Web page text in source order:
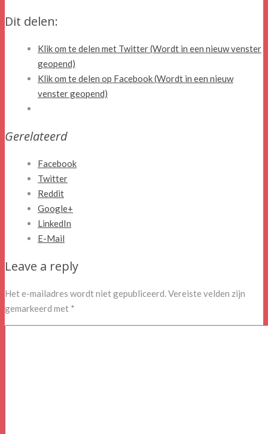
Dit delen:
Klik om te delen met Twitter (Wordt in een nieuw venster
geopend)
Klik om te delen op Facebook (Wordt in een nieuw
venster geopend)
Gerelateerd
Facebook
Twitter
Reddit
Google+
LinkedIn
E-Mail
Leave a reply
Het e-mailadres wordt niet gepubliceerd.Vereiste velden zijn
gemarkeerd met *